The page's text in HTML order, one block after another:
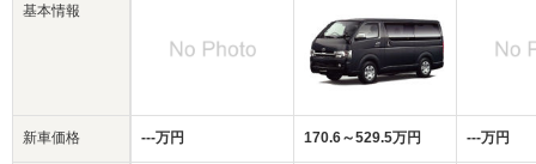
基本情報
新車価格 ‐‐‐万円 170.6～529.5万円 ‐‐‐万円